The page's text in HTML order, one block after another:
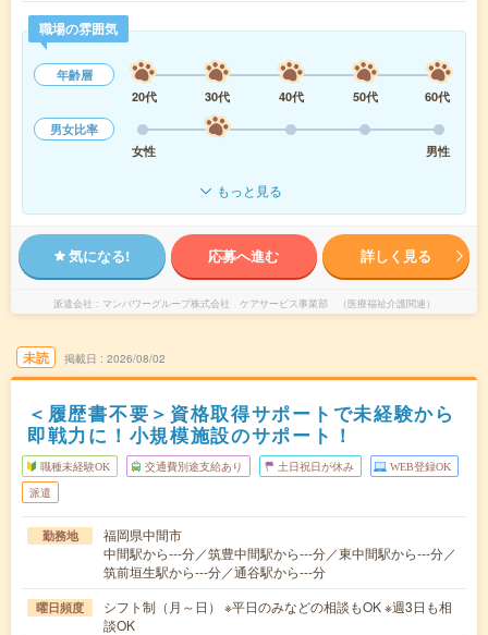
職場の雰囲気
年齢層
20代
30代 40代 50代
60代
男女比率
女性
男性
もっと見る
気になる! 応募へ進む 詳しく見る
派遣会社 マンパワーグループ株式会社 ケアサービス事業部 （医療福祉介護関連）
未読 掲載日 2026/08/02
＜履歴書不要＞資格取得サポートで未経験から
即戦力に！小規模施設のサポート！
職種未経験OK 交通費別途支給あり 土日祝日が休み WEB登録OK
派遣
勤務地
福岡県中間市
中間駅から---分／筑豊中間駅から---分／東中間駅から---分／
筑前垣生駅から---分／通谷駅から---分
曜日頻度
シフト制（月～日） ※平日のみなどの相談もOK ※週3日も相
談OK